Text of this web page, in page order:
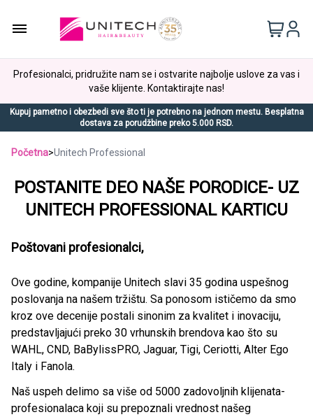
Profesionalci, pridružite nam se i ostvarite najbolje uslove za vas i
vaše klijente. Kontaktirajte nas!
Kupuj pametno i obezbedi sve što ti je potrebno na jednom mestu. Besplatna
dostava za porudžbine preko 5.000 RSD.
Početna>Unitech Professional
POSTANITE DEO NAŠE PORODICE- UZ
UNITECH PROFESSIONAL KARTICU
Poštovani profesionalci,
Ove godine, kompanije Unitech slavi 35 godina uspešnog
poslovanja na našem tržištu. Sa ponosom ističemo da smo
kroz ove decenije postali sinonim za kvalitet i inovaciju,
predstavljajući preko 30 vrhunskih brendova kao što su
WAHL, CND, BaBylissPRO, Jaguar, Tigi, Ceriotti, Alter Ego
Italy i Fanola.
Naš uspeh delimo sa više od 5000 zadovoljnih klijenata-
profesionalaca koji su prepoznali vrednost našeg